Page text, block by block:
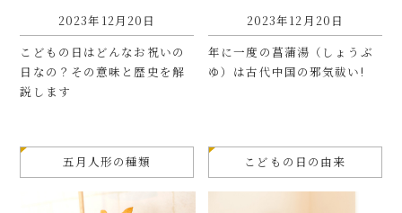
2023年12月20日
こどもの日はどんなお祝いの
日なの？その意味と歴史を解
説します
2023年12月20日
年に一度の菖蒲湯（しょうぶ
ゆ）は古代中国の邪気祓い!
五月人形の種類 こどもの日の由来